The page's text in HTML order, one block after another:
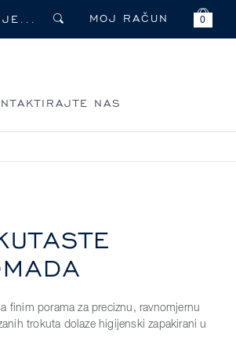
MOJ RAČUN 0
NAS
finim porama za preciznu, ravnomjernu
trokuta dolaze higijenski zapakirani u